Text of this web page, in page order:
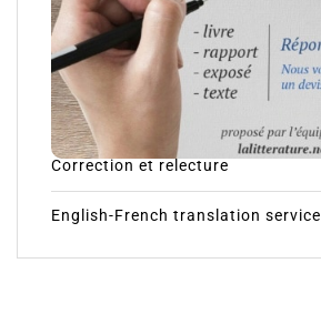
Correction et relecture
English-French translation service